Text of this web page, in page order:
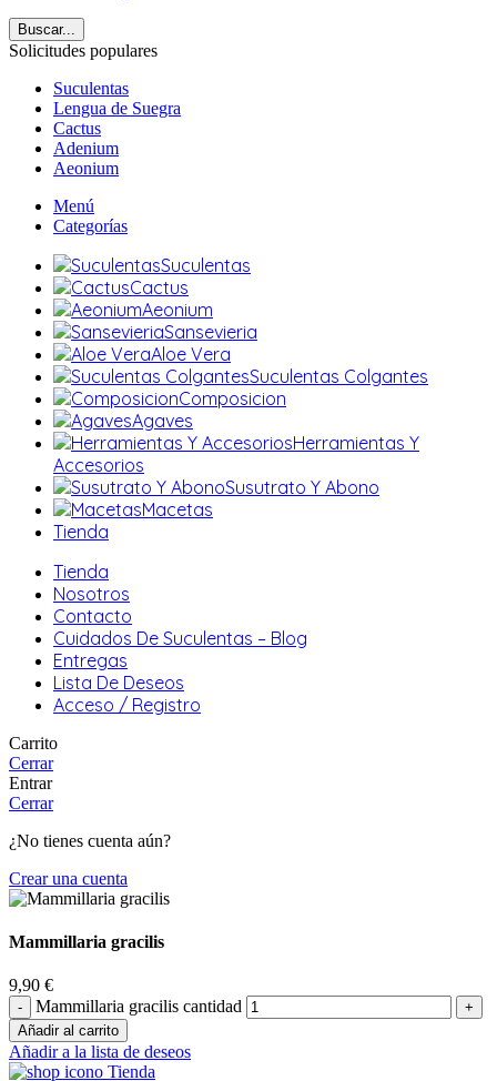
Buscar...
Solicitudes populares
Suculentas
Lengua de Suegra
Cactus
Adenium
Aeonium
Menú
Categorías
Suculentas
Cactus
Aeonium
Sansevieria
Aloe Vera
Suculentas Colgantes
Composicion
Agaves
Herramientas Y
Accesorios
Susutrato Y Abono
Macetas
Tienda
Tienda
Nosotros
Contacto
Cuidados De Suculentas – Blog
Entregas
Lista De Deseos
Acceso / Registro
Carrito
Cerrar
Entrar
Cerrar
¿No tienes cuenta aún?
Crear una cuenta
Mammillaria gracilis
9,90 €
Mammillaria gracilis cantidad
Añadir al carrito
Añadir a la lista de deseos
Tienda